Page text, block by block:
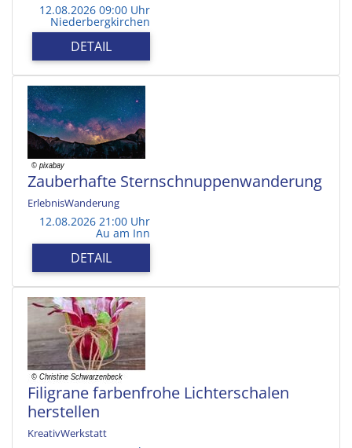
12.08.2026 09:00 Uhr
Niederbergkirchen
DETAIL
Zauberhafte Sternschnuppenwanderung
ErlebnisWanderung
12.08.2026 21:00 Uhr
Au am Inn
DETAIL
Filigrane farbenfrohe Lichterschalen
herstellen
KreativWerkstatt